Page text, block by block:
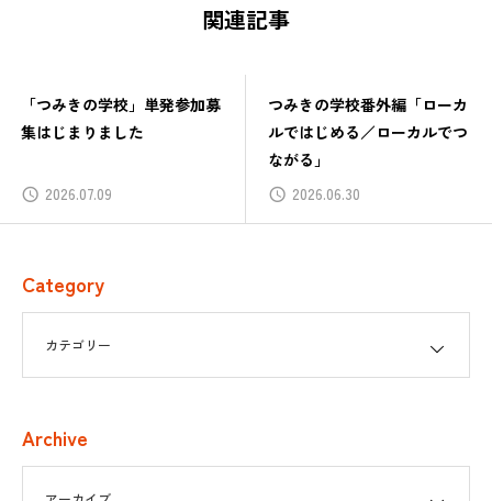
関連記事
「つみきの学校」単発参加募
集はじまりました
2026.07.09
つみきの学校番外編「ローカ
ルではじめる／ローカルでつ
ながる」
2026.06.30
Category
Archive